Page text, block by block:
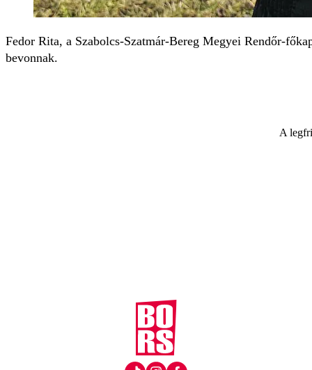
Fedor Rita, a Szabolcs-Szatmár-Bereg Megyei Rendőr-
bevonnak.
A